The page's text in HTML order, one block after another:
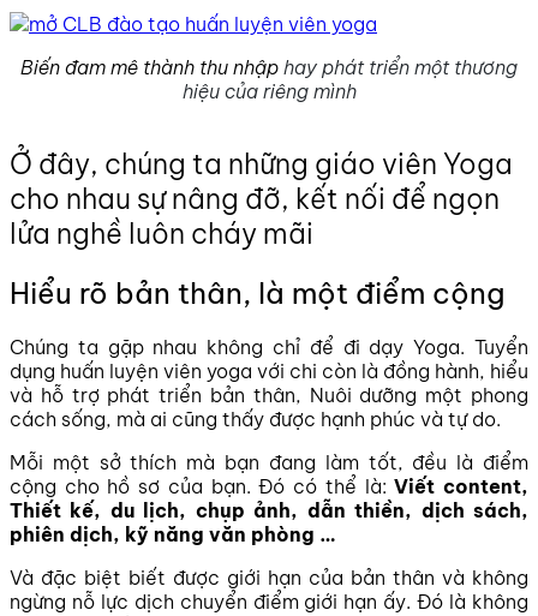
Biến đam mê thành thu nhập hay phát triển một thương
hiệu của riêng mình
Ở đây, chúng ta những giáo viên Yoga
cho nhau sự nâng đỡ, kết nối để ngọn
lửa nghề luôn cháy mãi
Hiểu rõ bản thân, là một điểm cộng
Chúng ta gặp nhau không chỉ để đi dạy Yoga. Tuyển
dụng huấn luyện viên yoga với chi còn là đồng hành, hiểu
và hỗ trợ phát triển bản thân, Nuôi dưỡng một phong
cách sống, mà ai cũng thấy được hạnh phúc và tự do.
Mỗi một sở thích mà bạn đang làm tốt, đều là điểm
cộng cho hồ sơ của bạn. Đó có thể là:Viết content,
Thiết kế, du lịch, chụp ảnh, dẫn thiền, dịch sách,
phiên dịch, kỹ năng văn phòng …
Và đặc biệt biết được giới hạn của bản thân và không
ngừng nỗ lực dịch chuyển điểm giới hạn ấy. Đó là không